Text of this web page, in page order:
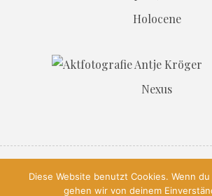
Holocene
Nexus
© 2026, All Rights
Diese Website benutzt Cookies. Wenn
gehen wir von deinem